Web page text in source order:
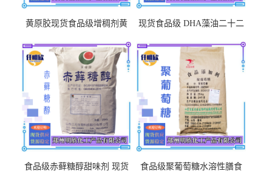
黄原胶现货食品级增稠剂黄
中轩黄原胶
现货食品级 DHA藻油二十二
惠DHA藻油
食品级赤藓糖醇甜味剂 现货
食品级聚葡萄糖水溶性膳食